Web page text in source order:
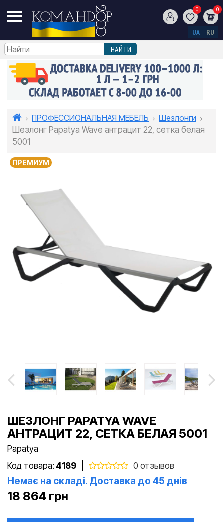
0 0
UA RU
ПРОФЕССИОНАЛЬНАЯ МЕБЕЛЬ
Шезлонги
Шезлонг Papatya Wave антрацит 22, сетка белая
5001
ПРЕМИУМ
ШЕЗЛОНГ PAPATYA WAVE
АНТРАЦИТ 22, СЕТКА БЕЛАЯ 5001
Papatya
Код товара: 4189 0 отзывов
Немає на складі. Доставка до 45 днів
18 864 грн